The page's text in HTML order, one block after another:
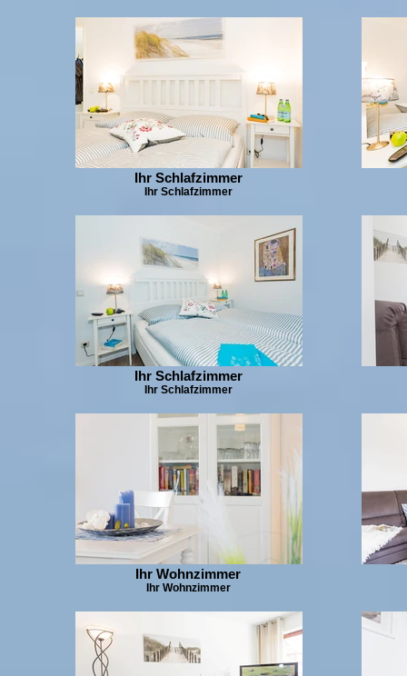
Ihr Schlafzimmer
Ihr Schlafzimmer
Ihr Schlafzimmer
Ihr Schlafzimmer
Ihr Wohnzimmer
Ihr Wohnzimmer